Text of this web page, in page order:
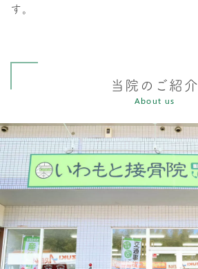
す。
当院のご紹介
About us